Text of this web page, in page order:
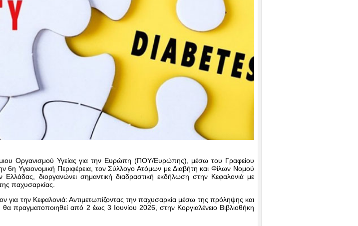
Οργανισμού Υγείας για την Ευρώπη (ΠΟΥ/Ευρώπης), μέσω του Γραφείου
6η Υγειονομική Περιφέρεια, τον Σύλλογο Ατόμων με Διαβήτη και Φίλων Νομού
διοργανώνει σημαντική διαδραστική εκδήλωση στην Κεφαλονιά με
παχυσαρκίας.
για την Κεφαλονιά: Αντιμετωπίζοντας την παχυσαρκία μέσω της πρόληψης και
πραγματοποιηθεί από 2 έως 3 Ιουνίου 2026, στην Κοργιαλένειο Βιβλιοθήκη